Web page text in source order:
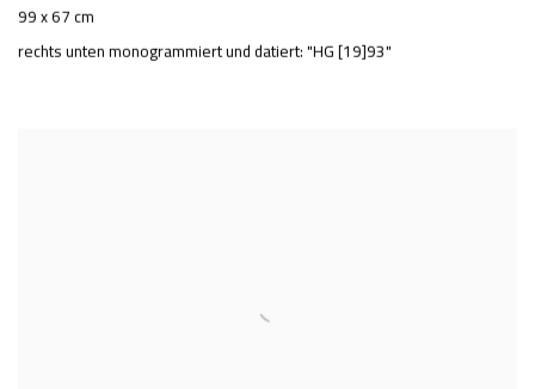
99 x 67 cm
rechts unten monogrammiert und datiert: "HG [19]93"